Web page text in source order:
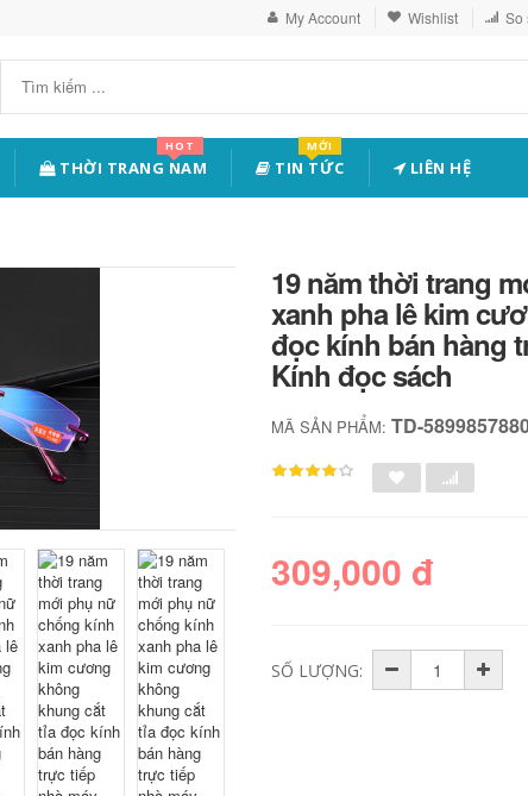
My Account Wishlist So
THỜI TRANG NAM
HOT
TIN TỨC
MỚI
LIÊN HỆ
19 năm thời trang
xanh pha lê kim
đọc kính bán hàng
Kính đọc sách
MÃ SẢN PHẨM:TD-
309,000 đ
SỐ LƯỢNG: